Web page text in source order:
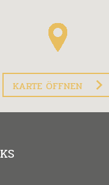
KARTE ÖFFNEN